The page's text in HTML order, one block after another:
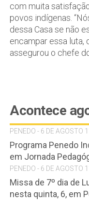
com muita
povos indígenas.
dessa Casa se não
encampar essa luta,
assegurou o chefe
Acontece
PENEDO - 6 DE AGOSTO
Programa Penedo
em Jornada
PENEDO - 6 DE AGOSTO
Missa de 7º dia de
nesta quinta, 6, em